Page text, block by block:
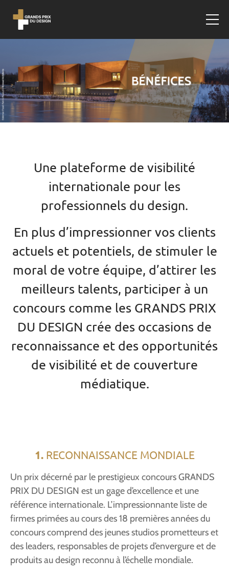
Une plateforme de visibilité
internationale pour les
professionnels du design.
En plus d’impressionner vos clients
actuels et potentiels, de stimuler le
moral de votre équipe, d’attirer les
meilleurs talents, participer à un
concours comme les GRANDS PRIX
DU DESIGN crée des occasions de
reconnaissance et des opportunités
de visibilité et de couverture
médiatique.
1.RECONNAISSANCE MONDIALE
Un prix décerné par le prestigieux concours GRANDS
PRIX DU DESIGN est un gage d’excellence et une
référence internationale. L’impressionnante liste de
firmes primées au cours des 18 premières années du
concours comprend des jeunes studios prometteurs et
des leaders, responsables de projets d’envergure et de
produits au design reconnu à l’échelle mondiale.